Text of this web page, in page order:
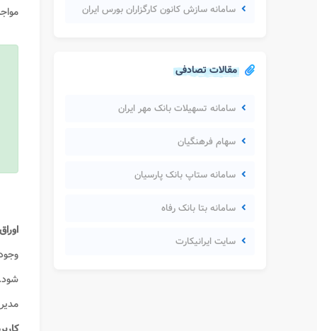
سامانه سازش کانون کارگزاران بورس ایران
مقالات تصادفی
سامانه تسهیلات بانک مهر ایران
سهام فرهنگیان
سامانه ستاپ بانک پارسیان
سامانه بتا بانک رفاه
سایت ایرانیکارت